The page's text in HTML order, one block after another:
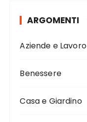
ARGOMENTI
Aziende e Lavoro
Benessere
Casa e Giardino